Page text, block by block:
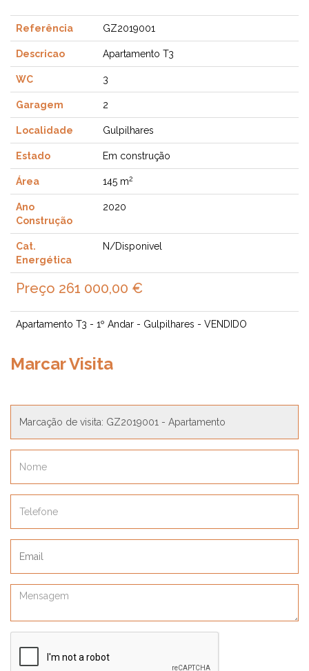
Referência GZ2019001
Descricao Apartamento T3
WC 3
Garagem 2
Localidade Gulpilhares
Estado Em construção
Área 145 m2
Ano
Construção
2020
Cat.
Energética
N/Disponivel
Preço 261 000,00 €
Apartamento T3 - 1º Andar - Gulpilhares - VENDIDO
Marcar Visita